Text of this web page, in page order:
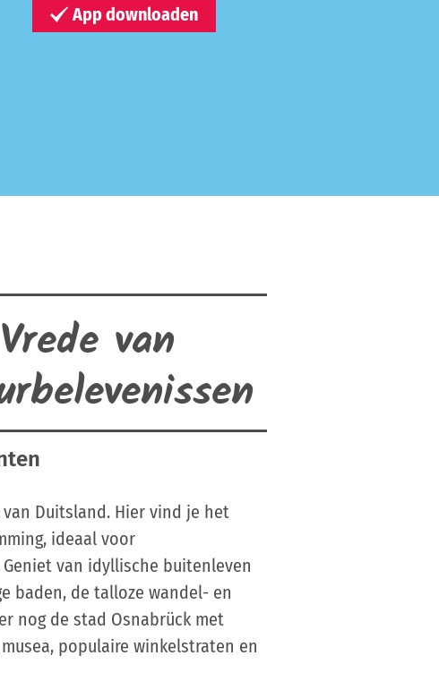
App downloaden
van
Duitsland. Hier vind je het
ideaal voor
van idyllische buitenleven
baden, de talloze wandel- en
nog de stad Osnabrück met
populaire winkelstraten en